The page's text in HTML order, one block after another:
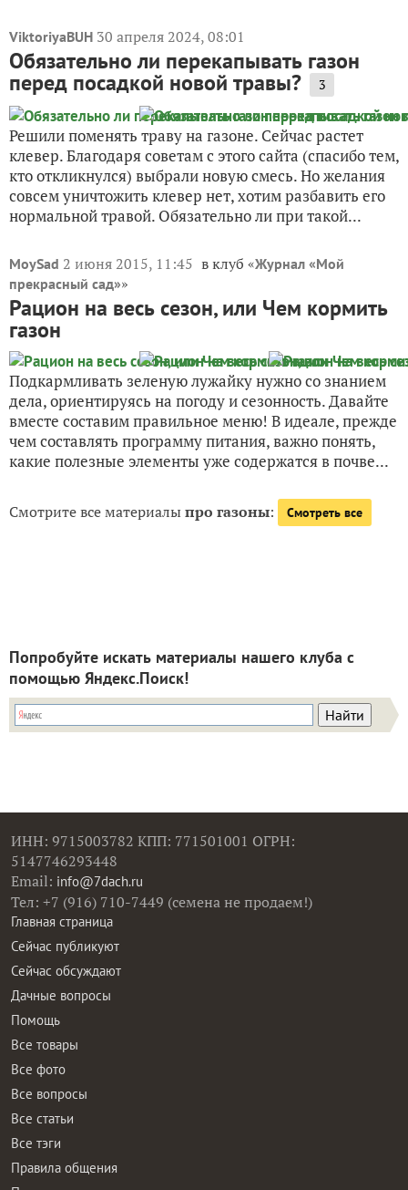
ViktoriyaBUH 30 апреля 2024, 08:01
Обязательно ли перекапывать газон
перед посадкой новой травы? 3
Решили поменять траву на газоне. Сейчас растет
клевер. Благодаря советам с этого сайта (спасибо тем,
кто откликнулся) выбрали новую смесь. Но желания
совсем уничтожить клевер нет, хотим разбавить его
нормальной травой. Обязательно ли при такой...
MoySad 2 июня 2015, 11:45 в клуб «Журнал «Мой
прекрасный сад»»
Рацион на весь сезон, или Чем кормить
газон
Подкармливать зеленую лужайку нужно со знанием
дела, ориентируясь на погоду и сезонность. Давайте
вместе составим правильное меню! В идеале, прежде
чем составлять программу питания, важно понять,
какие полезные элементы уже содержатся в почве...
Смотрите все материалыпро газоны: Смотреть все
Попробуйте искать материалы нашего клуба с
помощью Яндекс.Поиск!
ИНН: 9715003782 КПП: 771501001 ОГРН:
5147746293448
Email: info@7dach.ru
Тел: +7 (916) 710-7449 (семена не продаем!)
Главная страница
Сейчас публикуют
Сейчас обсуждают
Дачные вопросы
Помощь
Все товары
Все фото
Все вопросы
Все статьи
Все тэги
Правила общения